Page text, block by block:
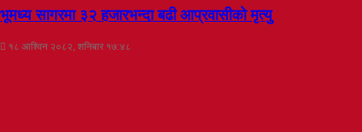
भूमध्य सागरमा ३२ हजारभन्दा बढी आप्रवासीको मृत्यु
१८ आश्विन २०८२, शनिबार १७:४८